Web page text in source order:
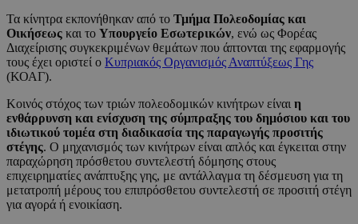
Τα κίνητρα εκπονήθηκαν από το Τμήμα Πολεοδομίας και
Οικήσεως και το Υπουργείο Εσωτερικών, ενώ ως Φορέας
Διαχείρισης συγκεκριμένων θεμάτων που άπτονται της εφαρμογής
τους έχει οριστεί ο Κυπριακός Οργανισμός Αναπτύξεως Γης
(ΚΟΑΓ).
Κοινός στόχος των τριών πολεοδομικών κινήτρων είναι η
ενθάρρυνση και ενίσχυση της σύμπραξης του δημόσιου και του
ιδιωτικού τομέα στη διαδικασία της παραγωγής προσιτής
στέγης. Ο μηχανισμός των κινήτρων είναι απλός και έγκειται στην
παραχώρηση πρόσθετου συντελεστή δόμησης στους
επιχειρηματίες ανάπτυξης γης, με αντάλλαγμα τη δέσμευση για τη
μετατροπή μέρους του επιπρόσθετου συντελεστή σε προσιτή στέγη
για αγορά ή ενοικίαση.